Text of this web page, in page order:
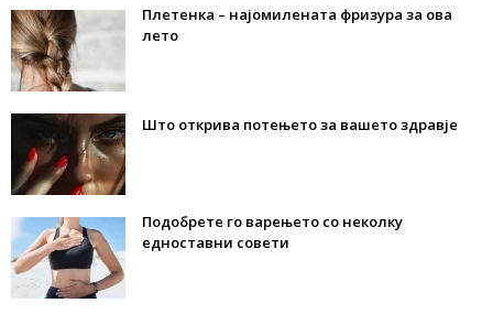
Плетенка – најомилената фризура за ова
лето
Што открива потењето за вашето здравје
Подобрете го варењето со неколку
едноставни совети